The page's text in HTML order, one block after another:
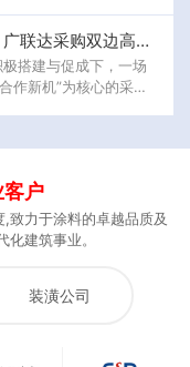
光智慧馆。这座汇聚了
蓝图的展馆，既是晨
、董事长助理仲春梅、
考察团一行，双方展
进晨光智慧馆，感受
了集企业历史、荣誉与
跨界对话 共谋发展｜广联达采购双边高层茶友会在晨光产业园圆满举行
搭建与促成下，一场
作新机”为核心的采购
自建筑、涂料、交通设
企业代表，围绕绿色
深入交流，共探行业发
元率中禾科技总经理
户
致力于涂料的卓越品质及
建筑事业。
装潢公司